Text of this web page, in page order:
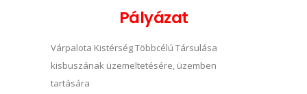
Pályázat
Várpalota Kistérség Többcélú Társulása
kisbuszának üzemeltetésére, üzemben
tartására